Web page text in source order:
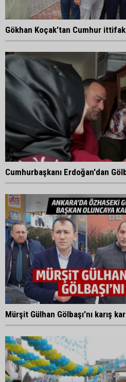
Gökhan Koçak'tan Cumhur
Cumhurbaşkanı Erdoğan'dan
Mürşit Gülhan Gölbaşı'nı karış